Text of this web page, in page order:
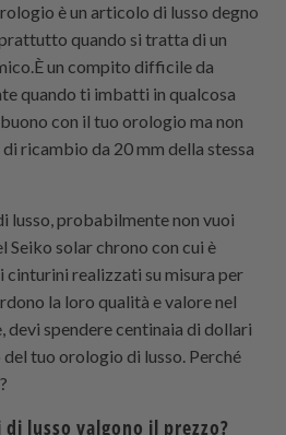
è un articolo di lusso degno
quando si tratta di un
un compito difficile da
quando ti imbatti in qualcosa
con il tuo orologio ma non
ricambio da 20 mm della stessa
lusso, probabilmente non vuoi
Seiko solar chrono con cui è
cinturini realizzati su misura per
la loro qualità e valore nel
devi spendere centinaia di dollari
tuo orologio di lusso. Perché
lusso valgono il prezzo?